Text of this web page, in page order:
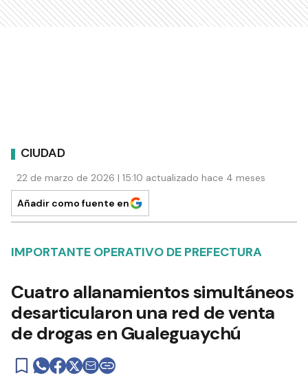
CIUDAD
22 de marzo de 2026 | 15:10 actualizado hace 4 meses
Añadir como fuente en
IMPORTANTE OPERATIVO DE PREFECTURA
Cuatro allanamientos simultáneos
desarticularon una red de venta
de drogas en Gualeguaychú